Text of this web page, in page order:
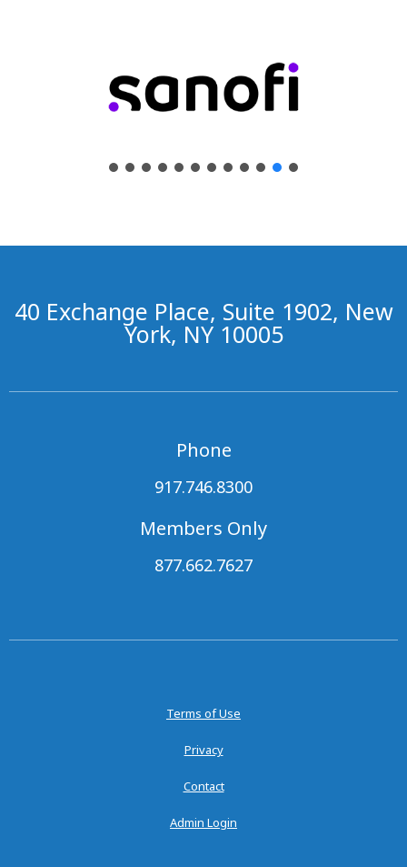
40 Exchange Place, Suite 1902, New
York, NY 10005
Phone
917.746.8300
Members Only
877.662.7627
Terms of Use
Privacy
Contact
Admin Login